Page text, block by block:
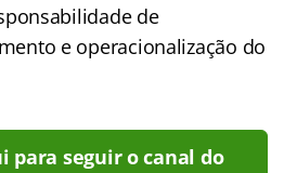
de
e operacionalização do
para seguir o canal do